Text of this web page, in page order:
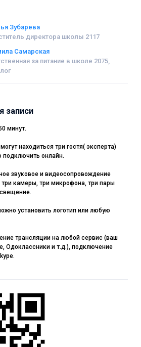
Зубарева
директора школы 2117
Самарская
за питание в школе 2075,
записи
минут.
находиться три гостя( эксперта)
подключить онлайн.
звуковое и видеосопровождение
камеры, три микрофона, три пары
установить логотип или любую
трансляции на любой сервис (ваш
Одоклассники и т.д.), подключение